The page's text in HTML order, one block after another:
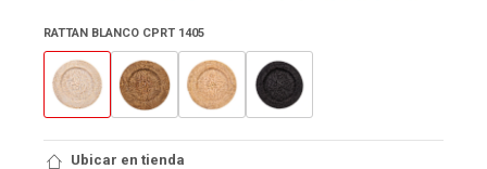
RATTAN BLANCO CPRT 1405
Ubicar en tienda